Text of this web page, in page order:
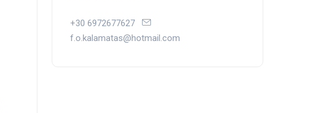
+30 6972677627
f.o.kalamatas@hotmail.com